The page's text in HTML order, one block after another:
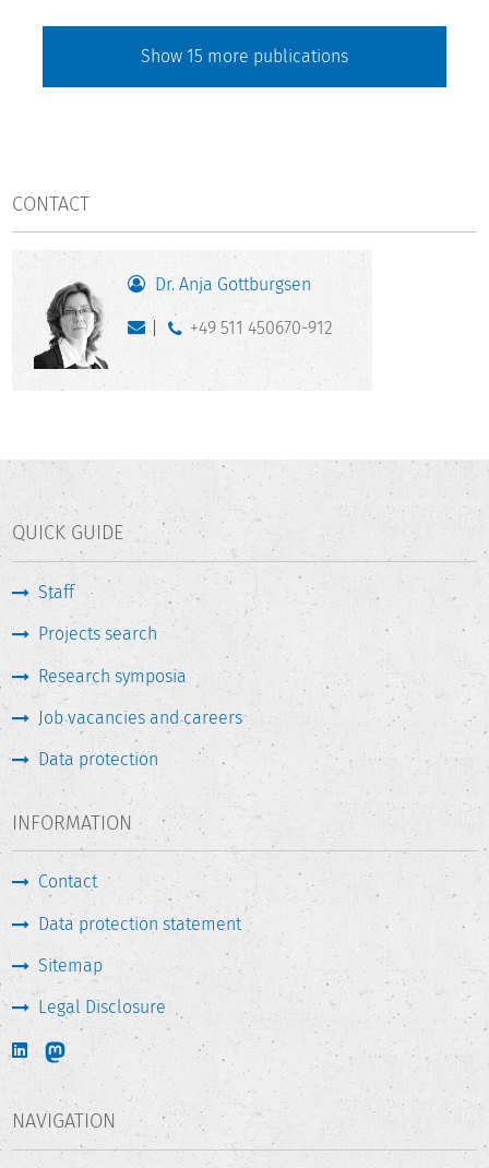
Show 15 more publications
CONTACT
Dr. Anja Gottburgsen
+49 511 450670-912
QUICK GUIDE
Staff
Projects search
Research symposia
Job vacancies and careers
Data protection
INFORMATION
Contact
Data protection statement
Sitemap
Legal Disclosure
NAVIGATION